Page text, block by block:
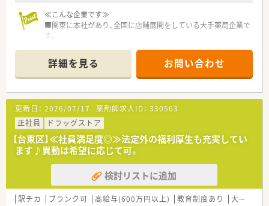
≪こんな企業です≫
■関東に本社があり、全国に店舗展開をしている大手薬局企業で
す。
師人数を多めに配置しているので負担は多くありませんので安
心です
■ほぼ全店が座り投薬なので体力に不安がある方も安心！
■健康サポート薬局を積極的に展開中
■育休・時短の取得率は100%！女性も長く働ける会社です
■健康イベントの開催や健康情報の発信など、地域に向けた多様
な活動を積極的に実施しております
■年間休日120日以上でメリハリつけてお仕事きる会社です
≪こんな薬局です≫
■上野駅から徒歩5分♪
■総合病院門前の為、科目に偏りなくご経験可能！
■在宅も積極的に取り組んでいます
■加算関係がしっかりと算定されているため、地域体制加算など
詳細を見る お問い合わせ
更新日： 2026/07/17 薬剤師求人ID： 330563
正社員
ドラッグストア
【台東区】≪社員満足度◎≫法定外の福利厚生も充実してい
ます♪異動は希望に応じて可。
検討リストに追加
駅チカ ブランク可 高給与(600万円以上) 教育制度あり 大手チェーン